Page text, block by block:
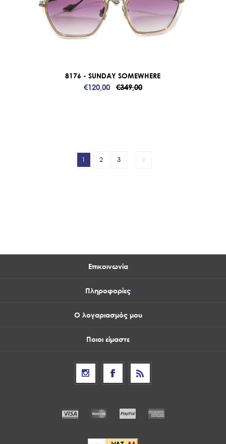
8176 - SUNDAY SOMEWHERE
€120,00 €349,00
1 2 3
Επικοινωνία
Πληροφορίες
Ο λογαριασμός μου
Ποιοι είμαστε